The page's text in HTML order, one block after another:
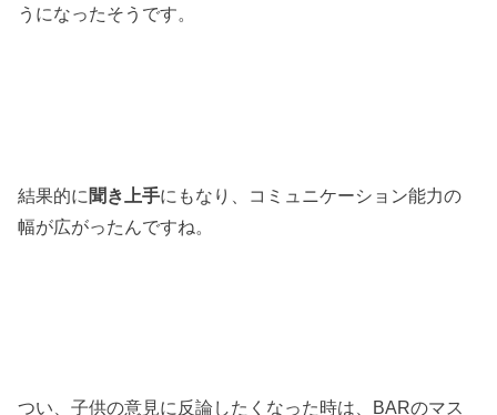
うになったそうです。
結果的に 聞き上手にもなり、コミュニケーション能力の
幅が広がったんですね。
つい、子供の意見に反論したくなった時は、BARのマス